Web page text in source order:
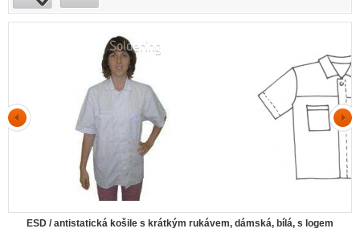
ESD / antistatická košile s krátkým rukávem, dámská, bílá, s logem